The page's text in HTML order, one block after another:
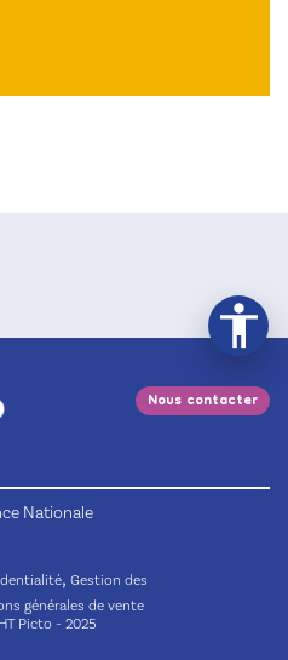
Nous contacter
Nationale
, Gestion des
générales de vente
Picto - 2025